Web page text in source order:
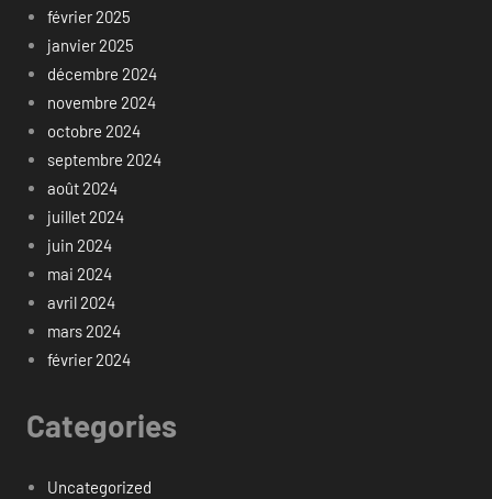
février 2025
janvier 2025
décembre 2024
novembre 2024
octobre 2024
septembre 2024
août 2024
juillet 2024
juin 2024
mai 2024
avril 2024
mars 2024
février 2024
Categories
Uncategorized